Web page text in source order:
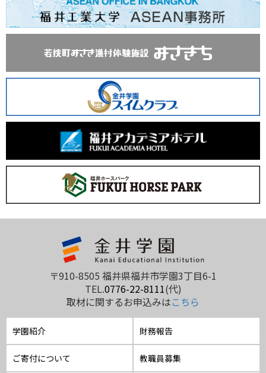
〒910-8505 福井県福井市学園3丁目6-1
TEL.0776-22-8111(代)
取材に関するお申込みはこちら
学園紹介 財務報告
ご寄付について 教職員募集